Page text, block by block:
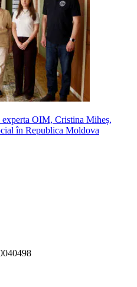
OIM, Cristina Miheș,
în Republica Moldova